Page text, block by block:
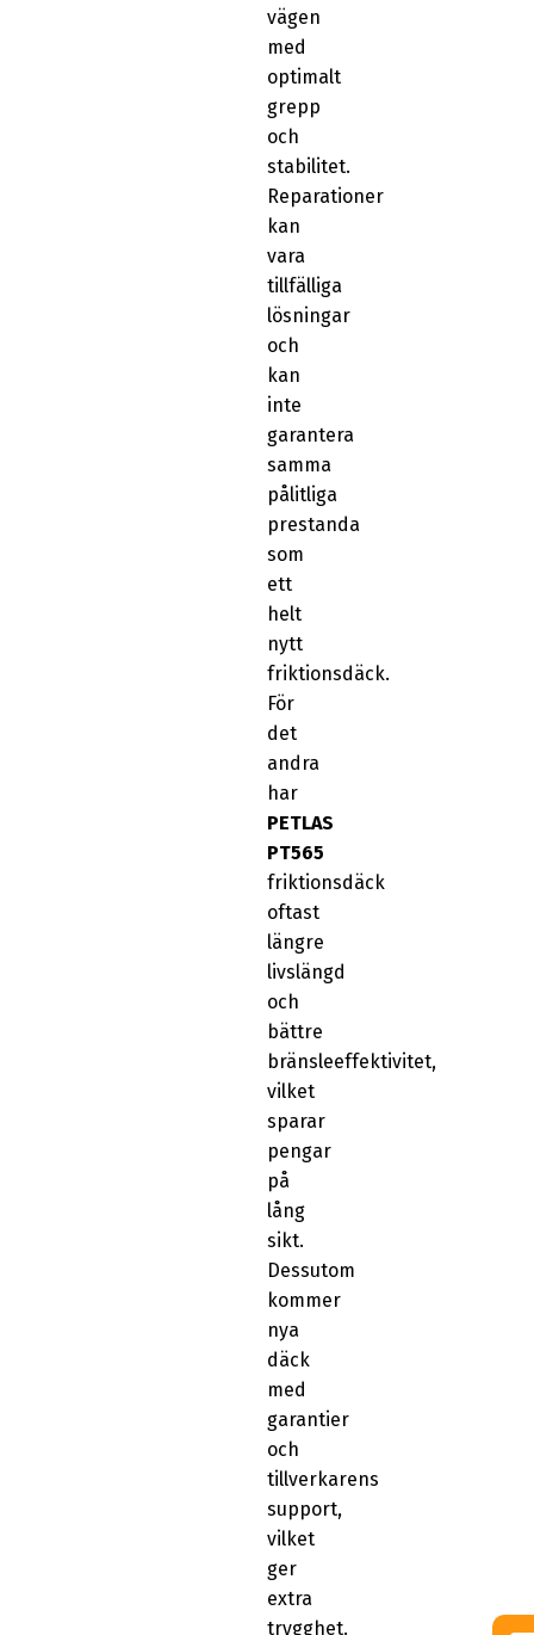
vägen
med
optimalt
grepp
och
stabilitet.
Reparationer
kan
vara
tillfälliga
lösningar
och
kan
inte
garantera
samma
pålitliga
prestanda
som
ett
helt
nytt
friktionsdäck.
För
det
andra
har
PETLAS
PT565
friktionsdäck
oftast
längre
livslängd
och
bättre
bränsleeffektivitet,
vilket
sparar
pengar
på
lång
sikt.
Dessutom
kommer
nya
däck
med
garantier
och
tillverkarens
support,
vilket
ger
extra
trygghet.